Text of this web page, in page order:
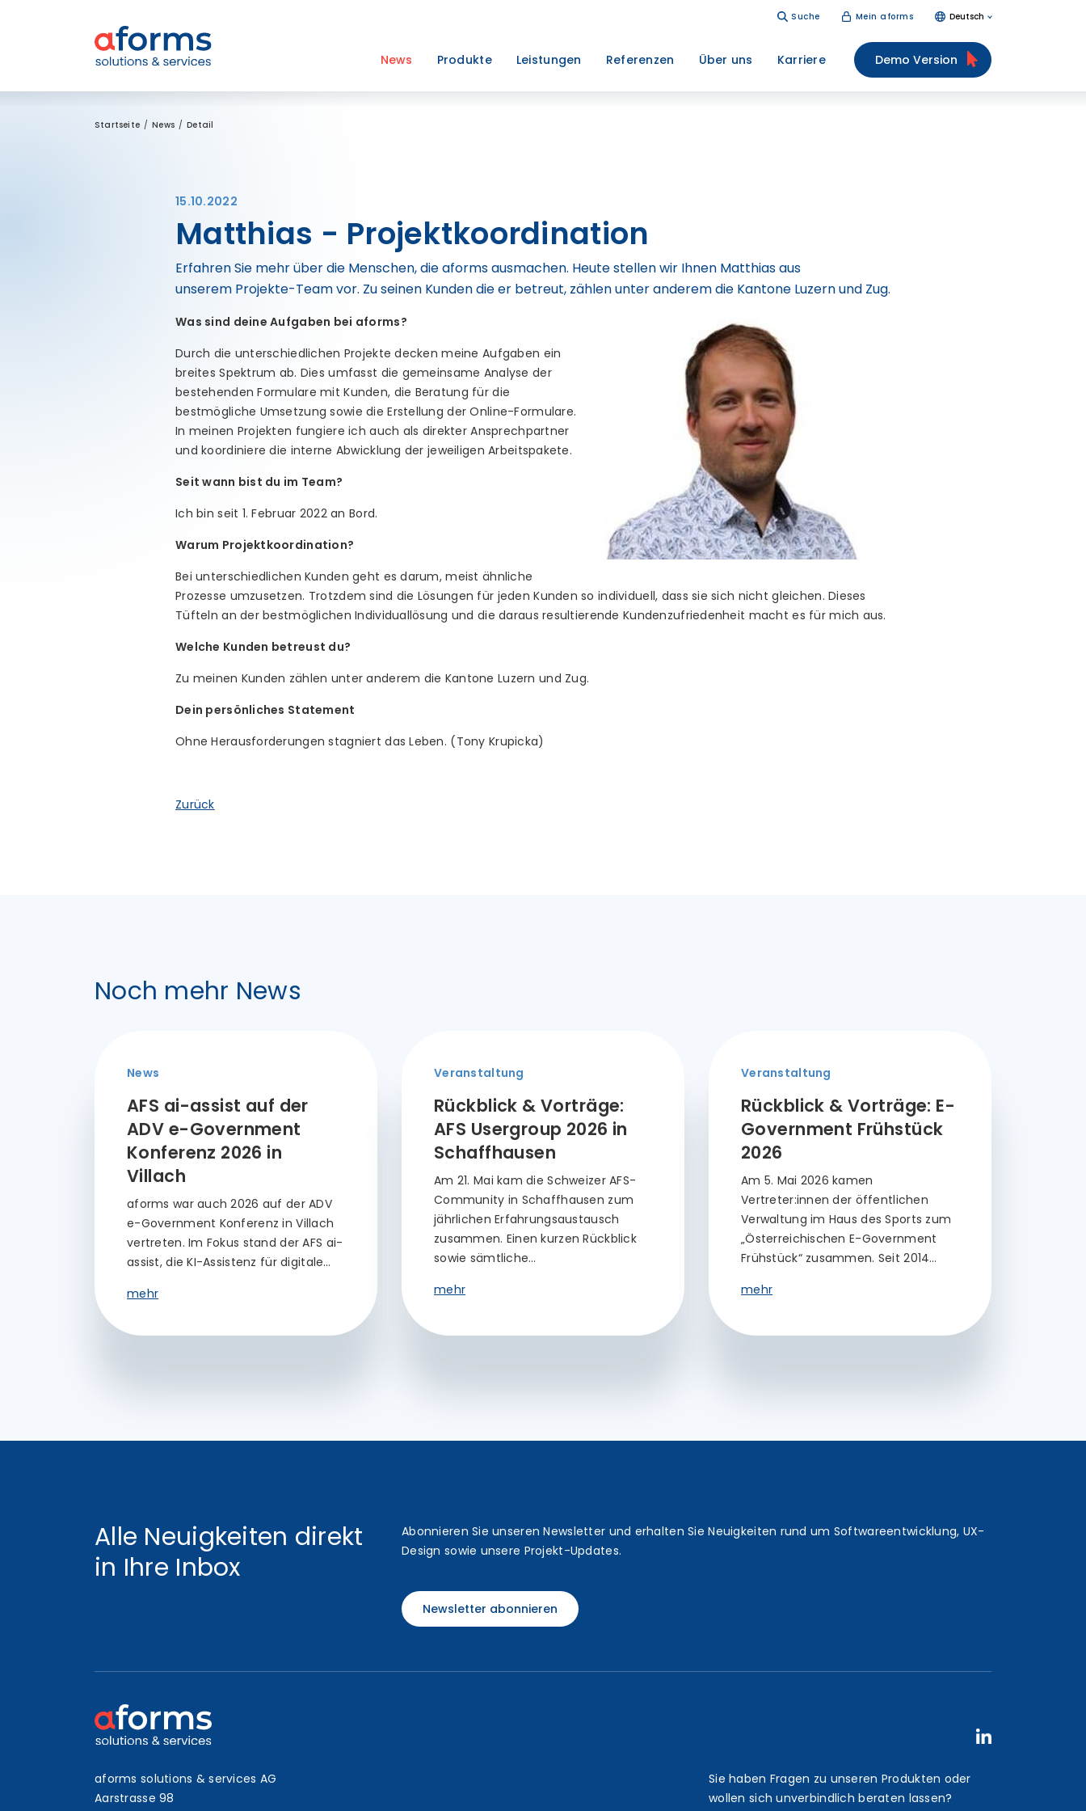
Suche Mein aforms Deutsch
News Produkte Leistungen Referenzen Über uns Karriere Demo Version
Startseite News Detail
15.10.2022
Matthias - Projektkoordination
Erfahren Sie mehr über die Menschen, die aforms ausmachen. Heute stellen wir Ihnen Matthias aus
unserem Projekte-Team vor. Zu seinen Kunden die er betreut, zählen unter anderem die Kantone Luzern und Zug.
Was sind deine Aufgaben bei aforms?
Durch die unterschiedlichen Projekte decken meine Aufgaben ein
breites Spektrum ab. Dies umfasst die gemeinsame Analyse der
bestehenden Formulare mit Kunden, die Beratung für die
bestmögliche Umsetzung sowie die Erstellung der Online-Formulare.
In meinen Projekten fungiere ich auch als direkter Ansprechpartner
und koordiniere die interne Abwicklung der jeweiligen Arbeitspakete.
Seit wann bist du im Team?
Ich bin seit 1. Februar 2022 an Bord.
Warum Projektkoordination?
Bei unterschiedlichen Kunden geht es darum, meist ähnliche
Prozesse umzusetzen. Trotzdem sind die Lösungen für jeden Kunden so individuell, dass sie sich nicht gleichen. Dieses
Tüfteln an der bestmöglichen Individuallösung und die daraus resultierende Kundenzufriedenheit macht es für mich aus.
Welche Kunden betreust du?
Zu meinen Kunden zählen unter anderem die Kantone Luzern und Zug.
Dein persönliches Statement
Ohne Herausforderungen stagniert das Leben. (Tony Krupicka)
Zurück
Noch mehr News
News
AFS ai-assist auf der
ADV e-Government
Konferenz 2026 in
Villach
aforms war auch 2026 auf der ADV
e-Government Konferenz in Villach
vertreten. Im Fokus stand der AFS ai-
assist, die KI-Assistenz für digitale…
mehr
Veranstaltung
Rückblick & Vorträge:
AFS Usergroup 2026 in
Schaffhausen
Am 21. Mai kam die Schweizer AFS-
Community in Schaffhausen zum
jährlichen Erfahrungsaustausch
zusammen. Einen kurzen Rückblick
sowie sämtliche…
mehr
Veranstaltung
Rückblick & Vorträge: E-
Government Frühstück
2026
Am 5. Mai 2026 kamen
Vertreter:innen der öffentlichen
Verwaltung im Haus des Sports zum
„Österreichischen E-Government
Frühstück“ zusammen. Seit 2014…
mehr
Alle Neuigkeiten direkt
in Ihre Inbox
Abonnieren Sie unseren Newsletter und erhalten Sie Neuigkeiten rund um Softwareentwicklung, UX-
Design sowie unsere Projekt-Updates.
Newsletter abonnieren
aforms solutions & services AG
Aarstrasse 98
Sie haben Fragen zu unseren Produkten oder
wollen sich unverbindlich beraten lassen?